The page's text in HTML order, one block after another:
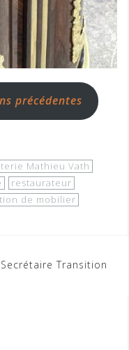
précédentes
Mathieu Vath
restaurateur
de mobilier
Secrétaire Transition